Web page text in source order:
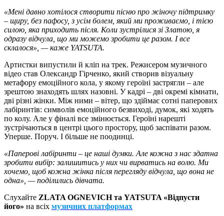
«Мені давно хотілося створити пісню про жіночу підтримку
– щиру, без пафосу, з усім болем, який ми проживаємо, і тією
силою, яка приходить після. Коли зустрілися зі Златою, я
одразу відчула, що ми можемо зробити це разом. І все
склалося», — каже YATSUTA.
Артистки випустили й кліп на трек. Режисером музичного
відео став Олександр Гірченко, який створив візуальну
метафору емоційного кола, у якому героїні застрягли – але
зрештою знаходять шлях назовні. У кадрі – дві окремі кімнати,
дві різні жінки. Між ними – вітер, що здіймає сотні паперових
лабіринтів: символів емоційного безвиході, думок, які ходять
по колу. Але у фіналі все змінюється. Героїні нарешті
зустрічаються в центрі цього простору, щоб заспівати разом.
Уперше. Поруч. І більше не поодинці.
«Паперові лабіринти – це наші думки. Але кожна з нас здатна
зробити вибір: залишитись у них чи вирватись на волю. Ми
хочемо, щоб кожна жінка після перегляду відчула, що вона не
одна», — поділились дівчата.
Слухайте ZLATA OGNEVICH та YATSUTA «Відпусти
його» на всіх музичних платформах